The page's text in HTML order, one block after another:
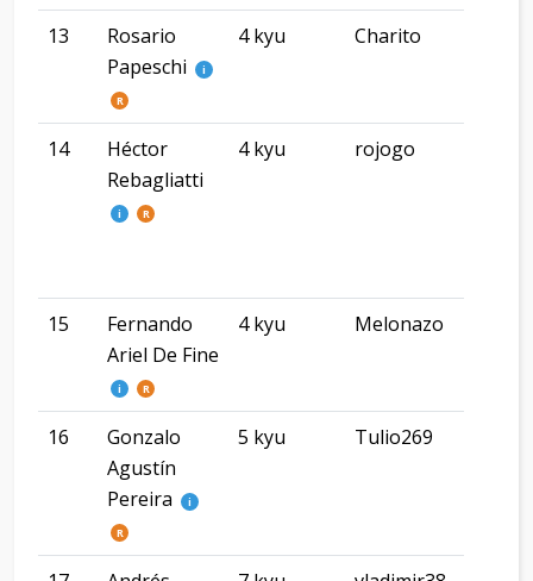
13
Rosario
Papeschi
i
R
4 kyu Charito
14
Héctor
Rebagliatti
i R
4 kyu rojogo
15
Fernando
Ariel De Fine
i R
4 kyu Melonazo
16
Gonzalo
Agustín
Pereira
i
R
5 kyu Tulio269